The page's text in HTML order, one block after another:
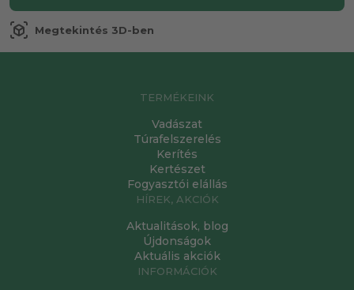
view_in_ar Megtekintés 3D-ben
TERMÉKEINK
Vadászat
Túrafelszerelés
Kerítés
Kertészet
Fogyasztói elállás
HÍREK, AKCIÓK
Aktualitások, blog
Újdonságok
Aktuális akciók
INFORMÁCIÓK